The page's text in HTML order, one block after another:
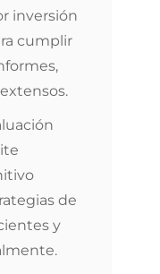
inversión
cumplir
de
y